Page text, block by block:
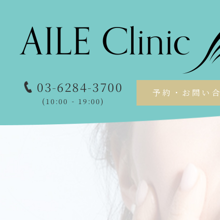
03-6284-3700
(10:00 - 19:00)
予約・お問い